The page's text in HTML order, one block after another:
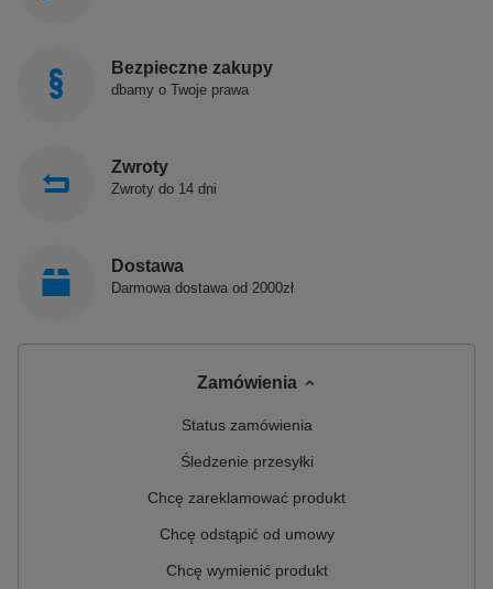
Bezpieczne zakupy
dbamy o Twoje prawa
Zwroty
Zwroty do 14 dni
Dostawa
Darmowa dostawa od 2000zł
Zamówienia
Status zamówienia
Śledzenie przesyłki
Chcę zareklamować produkt
Chcę odstąpić od umowy
Chcę wymienić produkt